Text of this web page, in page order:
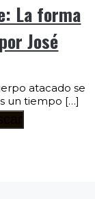
La forma
José
atacado se
un tiempo […]